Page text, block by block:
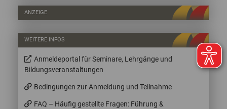
ANZEIGE
WEITERE INFOS
Anmeldeportal für Seminare, Lehrgänge und
Bildungsveranstaltungen
Bedingungen zur Anmeldung und Teilnahme
FAQ – Häufig gestellte Fragen: Führung &